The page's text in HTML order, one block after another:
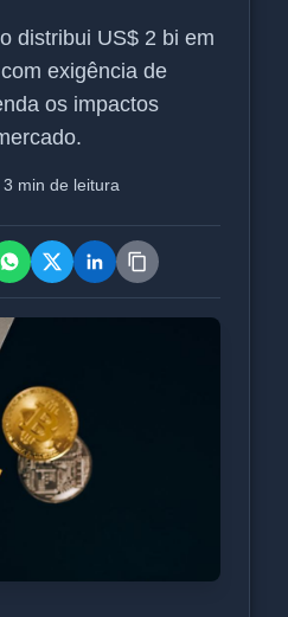
distribui US$ 2 bi em
exigência de
os impactos
3 min de leitura